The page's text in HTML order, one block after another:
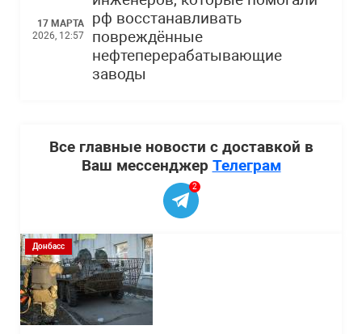
17 МАРТА
2026, 12:57
рф восстанавливать
повреждённые
нефтеперерабатывающие
заводы
Все главные новости с доставкой в
Ваш мессенджер Телеграм
2
Донбасс